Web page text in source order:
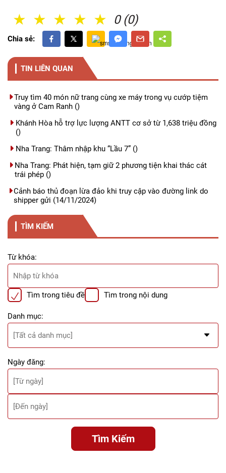
0 (0)
5 Sao
4 Sao
3 Sao
2 Sao
1 Sao
Chia sẻ:
TIN LIÊN QUAN
Truy tìm 40 món nữ trang cùng xe máy trong vụ cướp tiệm
vàng ở Cam Ranh()
Khánh Hòa hỗ trợ lực lượng ANTT cơ sở từ 1,638 triệu đồng
()
Nha Trang: Thâm nhập khu “Lầu 7” ()
Nha Trang: Phát hiện, tạm giữ 2 phương tiện khai thác cát
trái phép ()
Cảnh báo thủ đoạn lừa đảo khi truy cập vào đường link do
shipper gửi (14/11/2024)
TÌM KIẾM
Từ khóa:
Tìm trong tiêu đề Tìm trong nội dung
Danh mục:
Ngày đăng:
Tìm Kiếm